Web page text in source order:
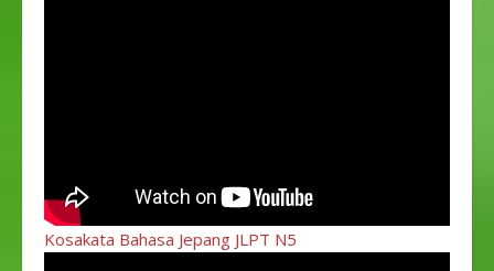
Kosakata Bahasa Jepang JLPT N5